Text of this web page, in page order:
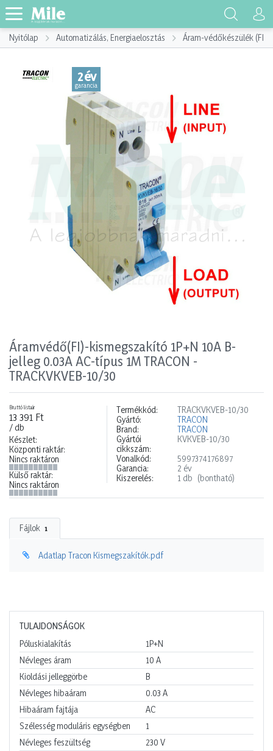
Nyitólap Automatizálás, Energiaelosztás Áram-védőkészülék (FI)
2 év
garancia
Áramvédő(FI)-kismegszakító 1P+N 10A B-
jelleg 0.03A AC-típus 1M TRACON -
TRACKVKVEB-10/30
Bruttó listaár
13 391 Ft
/ db
Készlet:
Központi raktár:
Nincs raktáron
Külső raktár:
Nincs raktáron
Termékkód:
TRACKVKVEB-10/30
Gyártó:
TRACON
Brand:
TRACON
Gyártói
cikkszám:
KVKVEB-10/30
Vonalkód:
5997374176897
Garancia:
2 év
Kiszerelés:
1 db (bontható)
Fájlok 1
Adatlap Tracon Kismegszakítók.pdf
TULAJDONSÁGOK
Póluskialakítás
1P+N
Névleges áram
10 A
Kioldási jelleggörbe
B
Névleges hibaáram
0.03 A
Hibaáram fajtája
AC
Szélesség moduláris egységben
1
Névleges feszültség
230 V